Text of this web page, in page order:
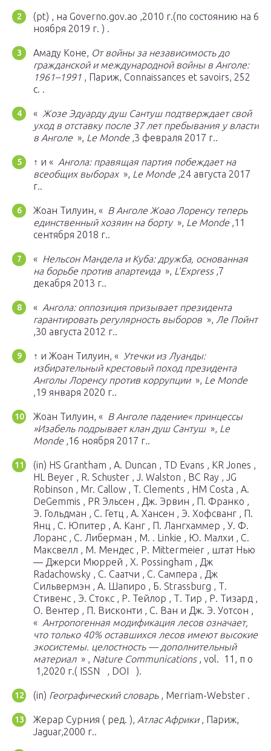
(pt) , на Governo.gov.ao ,2010 г.(по состоянию на 6
ноября 2019 г. ) .
Амаду Коне, От войны за независимость до
гражданской и международной войны в Анголе:
1961–1991 , Париж, Connaissances et savoirs, 252
с. .
« Жозе Эдуарду душ Сантуш подтверждает свой
уход в отставку после 37 лет пребывания у власти
в Анголе», Le Monde,3 февраля 2017 г..
↑ и « Ангола: правящая партия побеждает на
всеобщих выборах», Le Monde,24 августа 2017
г..
Жоан Тилуин, « В Анголе Жоао Лоренсу теперь
единственный хозяин на борту», Le Monde,11
сентября 2018 г..
« Нельсон Мандела и Куба: дружба, основанная
на борьбе против апартеида», L’Express,7
декабря 2013 г..
« Ангола: оппозиция призывает президента
гарантировать регулярность выборов », Ле Пойнт
,30 августа 2012 г..
↑ и Жоан Тилуин, «
Утечки из Луанды:
избирательный крестовый поход президента
Анголы Лоренсу против коррупции», Le Monde
,19 января 2020 г..
Жоан Тилуин, « В Анголе падение« принцессы
»Изабель подрывает клан душ Сантуш», Le
Monde,16 ноября 2017 г..
(in) HS Grantham , A. Duncan , TD Evans , KR Jones ,
HL Beyer , R. Schuster , J. Walston , BC Ray , JG
Robinson , Mr. Callow , T. Clements , HM Costa , A.
DeGemmis , PR Эльсен , Дж. Эрвин , П. Франко ,
Э. Гольдман , С. Гетц , А. Хансен , Э. Хофсванг , П.
Янц , С. Юпитер , А. Канг , П. Лангхаммер , У. Ф.
Лоранс , С. Либерман , М. . Linkie , Ю. Малхи , С.
Максвелл , М. Мендес , Р. Mittermeier , штат Нью
— Джерси Мюррей , Х. Possingham , Дж
Radachowsky , С. Саатчи , С. Сампера , Дж
Сильвермэн , А. Шапиро , Б. Strassburg , Т.
Стивенс , Э. Стокс , Р. Тейлор , Т. Тир , Р. Тизард ,
О. Вентер , П. Висконти , С. Ван и Дж. Э. Уотсон ,
« Антропогенная модификация лесов означает,
что только 40% оставшихся лесов имеют высокие
экосистемы. целостность — дополнительный
материал» , Nature Communications, vol. 11, п о
1,2020 г.( ISSN , DOI ).
(in) Географический словарь, Merriam-Webster .
Жерар Сурния ( ред. ), Атлас Африки, Париж,
Jaguar,2000 г..